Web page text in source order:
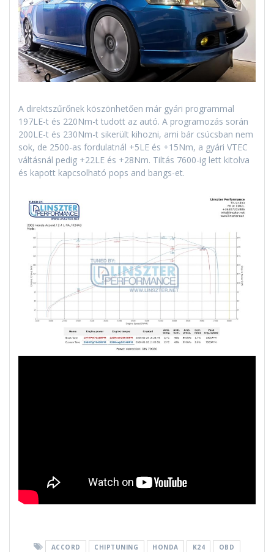
A direktszűrőnek köszönhetően már gyári programmal
197LE-t és 220Nm-t tudott az autó. A programozás során
200LE-t és 230Nm-t sikerült kihozni, ami bár csúcsban nem
sok, de 2500-as fordulatnál +5LE és +15Nm, a gyári VTEC
váltásnál pedig +22LE és +28Nm. Tiltás 7600-ig lett kitolva
és kapott kapcsolható pops and bangs-et.
ACCORD CHIPTUNING HONDA K24
OBD